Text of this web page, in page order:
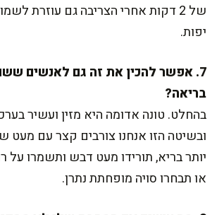
של 2 דקות אחרי הצריבה גם עוזרת
יפות.
7. אפשר להכין את זה גם לאנשים
בריאה?
בהחלט. טונה אדומה היא מזין ועשיר
ובשיטה הזו אנחנו צורבים קצר עם מעט
יותר בריא, תורידו מעט דבש ותשמרו על
או תבחרו סויה מופחתת נתרן.